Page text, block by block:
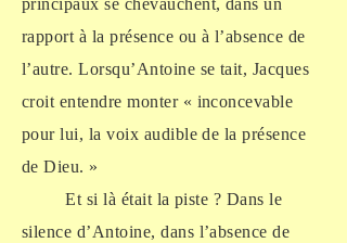
principaux se chevauchent, dans un
rapport à la présence ou à l’absence de
l’autre. Lorsqu’Antoine se tait, Jacques
croit entendre monter « inconcevable
pour lui, la voix audible de la présence
de Dieu. »
Et si là était la piste ? Dans le
silence d’Antoine, dans l’absence de